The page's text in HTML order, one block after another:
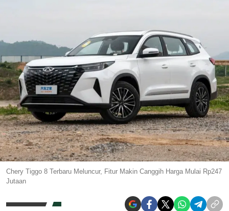
Chery Tiggo 8 Terbaru Meluncur, Fitur Makin Canggih Harga Mulai Rp247
Jutaan